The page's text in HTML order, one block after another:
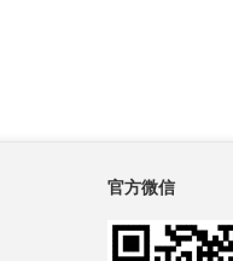
官方微信